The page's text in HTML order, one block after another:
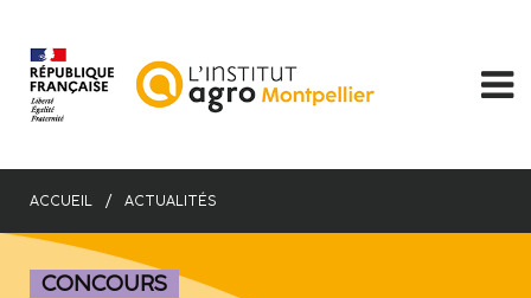
contenu
principal
ACCUEIL ACTUALITÉS
CONCOURS